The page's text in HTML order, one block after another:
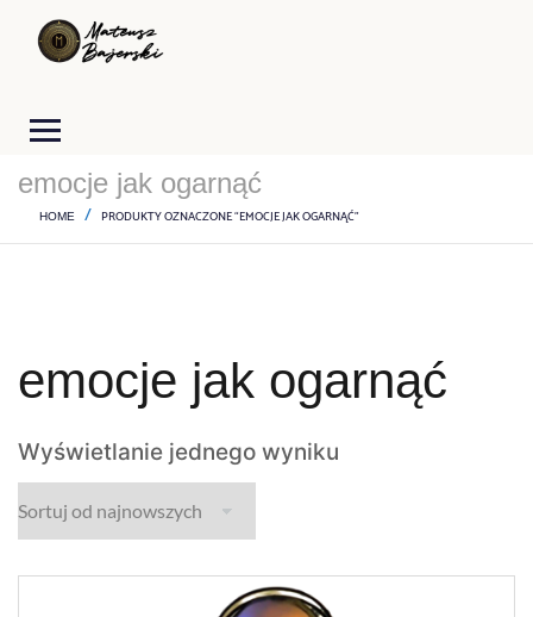
emocje jak ogarnąć
HOME PRODUKTY OZNACZONE “EMOCJE JAK OGARNĄĆ”
emocje jak ogarnąć
Wyświetlanie jednego wyniku